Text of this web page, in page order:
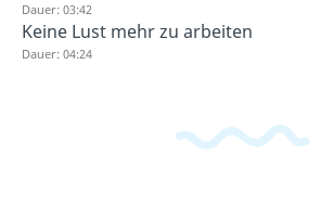
Dauer: 03:42
Keine Lust mehr zu arbeiten
Dauer: 04:24